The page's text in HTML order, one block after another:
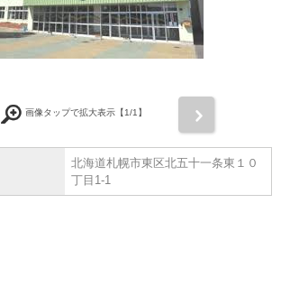
画像タップで拡大表示【1/1】
北海道札幌市東区北五十一条東１０
丁目1-1